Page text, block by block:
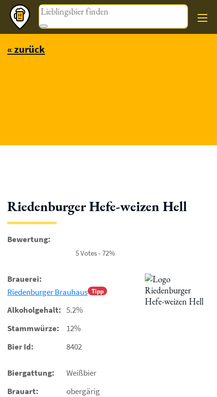
Magazin
« zurück
Riedenburger Hefe-weizen Hell
Bewertung:
5 Votes - 72%
Brauerei:
Tipp
Riedenburger Brauhaus
Alkoholgehalt: 5.2%
Stammwürze:
12%
Bier Id:
8402
Biergattung:
Weißbier
Brauart:
obergärig